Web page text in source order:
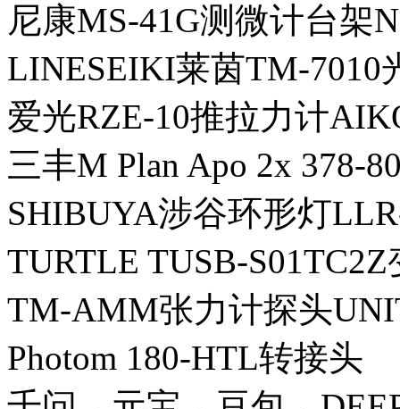
尼康MS-41G测微计台架
LINESEIKI莱茵TM-7010
爱光RZE-10推拉力计
三丰M Plan Apo 2x 378-
SHIBUYA涉谷环形灯
TURTLE TUSB-
TM-AMM张力计探头
Photom 180-HTL转接头